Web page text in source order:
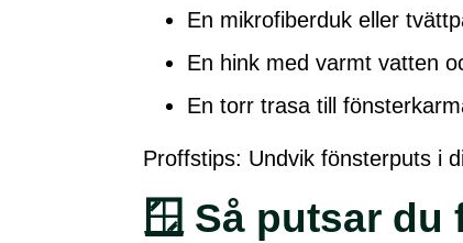
En mikrofiberduk eller
En hink med varmt vatten
En torr trasa till
Proffstips: Undvik fönsterputs i
🪟 Så putsar